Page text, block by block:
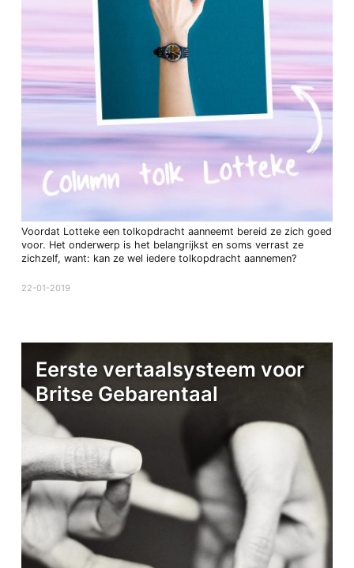
Voordat Lotteke een tolkopdracht aanneemt bereid ze zich goed
voor. Het onderwerp is het belangrijkst en soms verrast ze
zichzelf, want: kan ze wel iedere tolkopdracht aannemen?
22-01-2019
Eerste vertaalsysteem voor
Britse Gebarentaal